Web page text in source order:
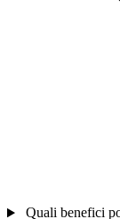
Quali benefici